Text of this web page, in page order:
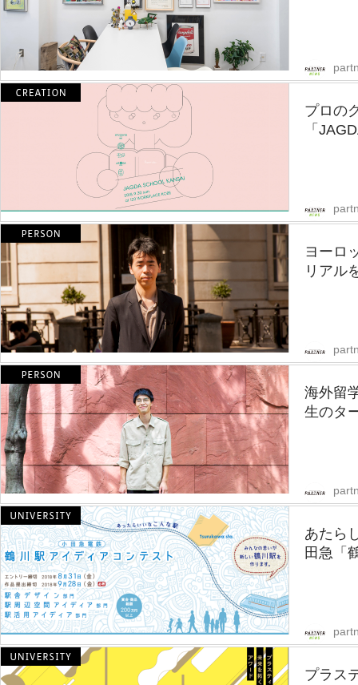
プロの
「
ヨーロ
リアル
海外留
生のタ
あたら
田急「
プラス